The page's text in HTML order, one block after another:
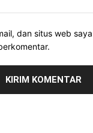
dan situs web